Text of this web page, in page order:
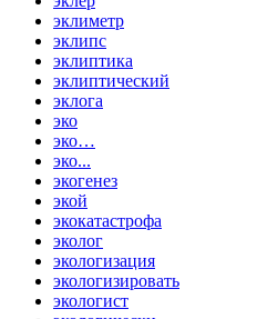
эклиметр
эклипс
эклиптика
эклиптический
эклога
эко
эко…
эко...
экогенез
экой
экокатастрофа
эколог
экологизация
экологизировать
экологист